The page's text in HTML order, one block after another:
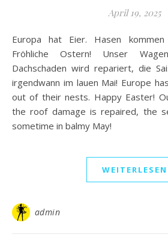
April 19, 2025
Europa hat Eier. Hasen kommen aus ihren Nestern.
Fröhliche Ostern! Unser
Dachschaden wird repariert, die
irgendwann im lauen Mai! Europe
out of their nests. Happy Easter!
the roof damage is repaired, the
sometime in balmy May!
WEITERLESEN
admin